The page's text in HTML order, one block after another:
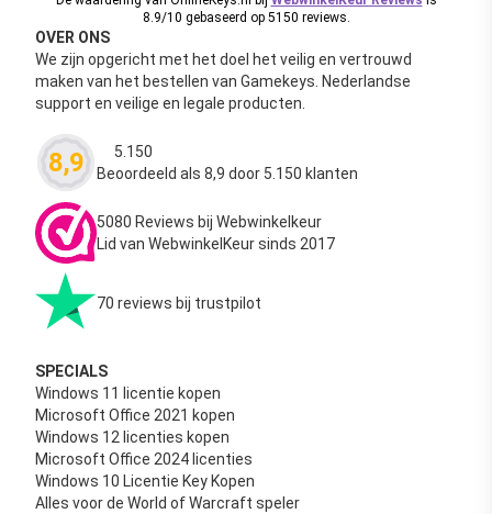
8.9/10 gebaseerd op 5150 reviews.
OVER ONS
We zijn opgericht met het doel het veilig en vertrouwd
maken van het bestellen van Gamekeys. Nederlandse
support en veilige en legale producten.
8,9 Waardering
5.150
Beoordeeld als 8,9 door 5.150 klanten
5080 Reviews bij Webwinkelkeur
Lid van WebwinkelKeur sinds 2017
70 reviews bij trustpilot
SPECIALS
Windows 11 licentie kopen
Microsoft Office 2021 kopen
Windows 12 licenties kopen
Microsoft Office 2024 licenties
Windows 10 Licentie Key Kopen
Alles voor de World of Warcraft speler